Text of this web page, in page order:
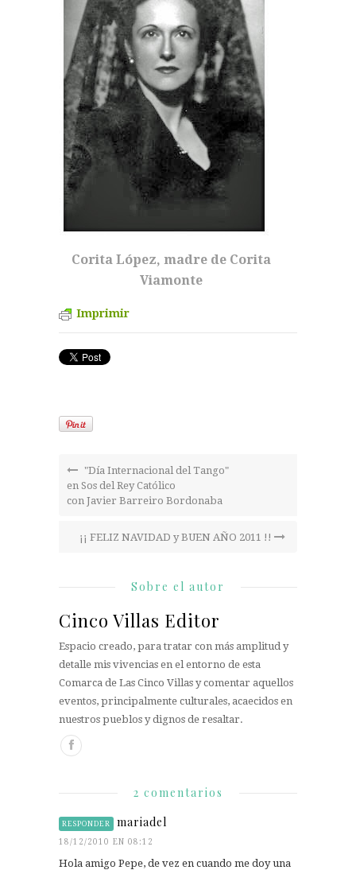
Corita López, madre de Corita
Viamonte
Imprimir
"Día Internacional del Tango"
en Sos del Rey Católico
con Javier Barreiro Bordonaba
¡¡ FELIZ NAVIDAD y BUEN AÑO 2011 !!
Sobre el autor
Cinco Villas Editor
Espacio creado, para tratar con más amplitud y
detalle mis vivencias en el entorno de esta
Comarca de Las Cinco Villas y comentar aquellos
eventos, principalmente culturales, acaecidos en
nuestros pueblos y dignos de resaltar.
2 comentarios
RESPONDER mariadel
18/12/2010 EN 08:12
Hola amigo Pepe, de vez en cuando me doy una